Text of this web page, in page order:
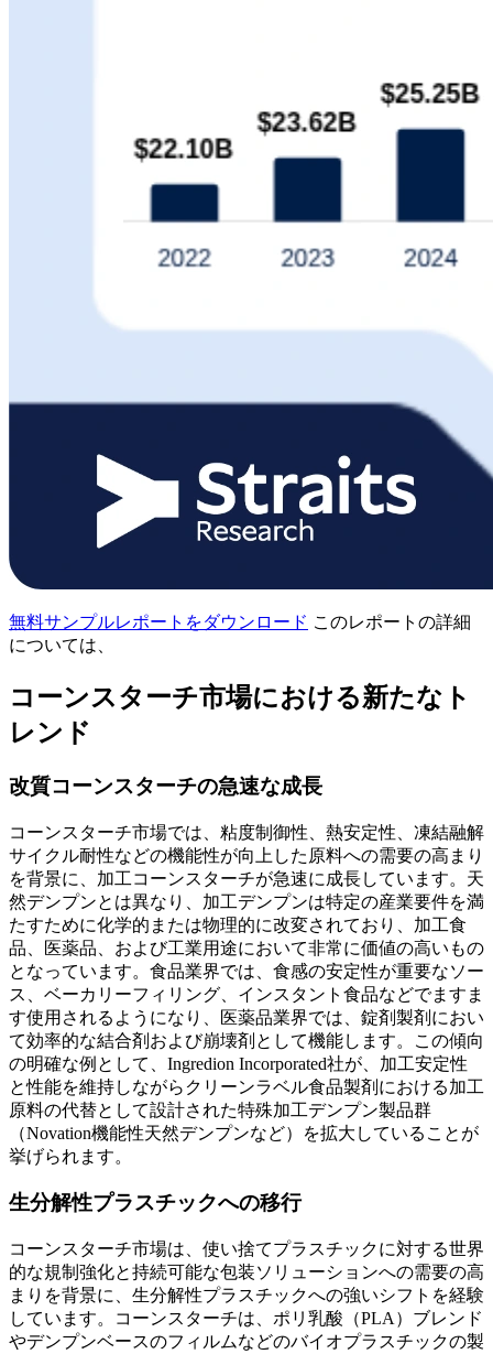
無料サンプルレポートをダウンロード このレポートの詳細
については、
コーンスターチ市場における新たなト
レンド
改質コーンスターチの急速な成長
コーンスターチ市場では、粘度制御性、熱安定性、凍結融解
サイクル耐性などの機能性が向上した原料への需要の高まり
を背景に、加工コーンスターチが急速に成長しています。天
然デンプンとは異なり、加工デンプンは特定の産業要件を満
たすために化学的または物理的に改変されており、加工食
品、医薬品、および工業用途において非常に価値の高いもの
となっています。食品業界では、食感の安定性が重要なソー
ス、ベーカリーフィリング、インスタント食品などでますま
す使用されるようになり、医薬品業界では、錠剤製剤におい
て効率的な結合剤および崩壊剤として機能します。この傾向
の明確な例として、Ingredion Incorporated社が、加工安定性
と性能を維持しながらクリーンラベル食品製剤における加工
原料の代替として設計された特殊加工デンプン製品群
（Novation機能性天然デンプンなど）を拡大していることが
挙げられます。
生分解性プラスチックへの移行
コーンスターチ市場は、使い捨てプラスチックに対する世界
的な規制強化と持続可能な包装ソリューションへの需要の高
まりを背景に、生分解性プラスチックへの強いシフトを経験
しています。コーンスターチは、ポリ乳酸（PLA）ブレンド
やデンプンベースのフィルムなどのバイオプラスチックの製